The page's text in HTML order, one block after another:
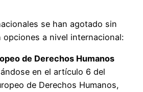
se han agotado sin
opciones a nivel internacional:
de Derechos Humanos
en el artículo 6 del
de Derechos Humanos,